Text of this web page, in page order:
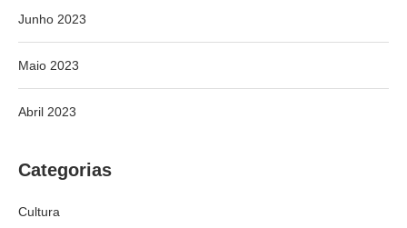
Junho 2023
Maio 2023
Abril 2023
Categorias
Cultura